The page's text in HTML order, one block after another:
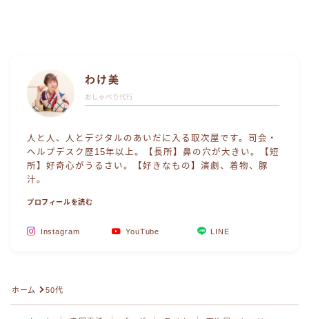
わけ美
おしゃべり代行
人と人、人とデジタルのあいだに入る取次屋です。司会・
ヘルプデスク歴15年以上。【長所】鼻の穴が大きい。【短
所】好奇心がうるさい。【好きなもの】演劇、着物、豚
汁。
プロフィールを読む
Instagram YouTube LINE
ホーム 50代